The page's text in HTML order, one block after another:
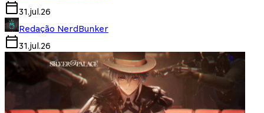
31.jul.26
Redação NerdBunker
31.jul.26